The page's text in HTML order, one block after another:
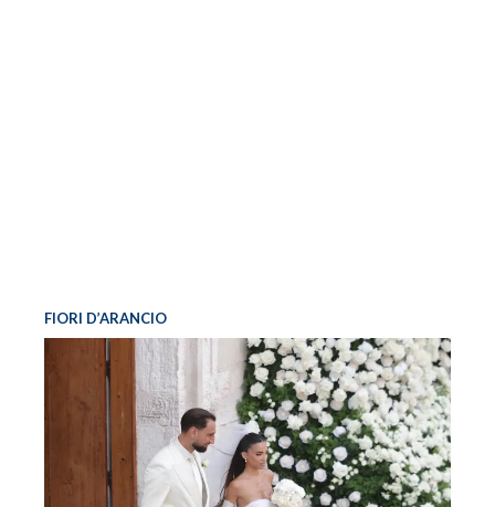
FIORI D’ARANCIO